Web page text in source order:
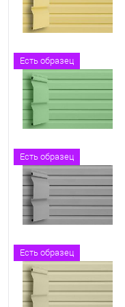
Есть образец
Есть образец
Есть образец